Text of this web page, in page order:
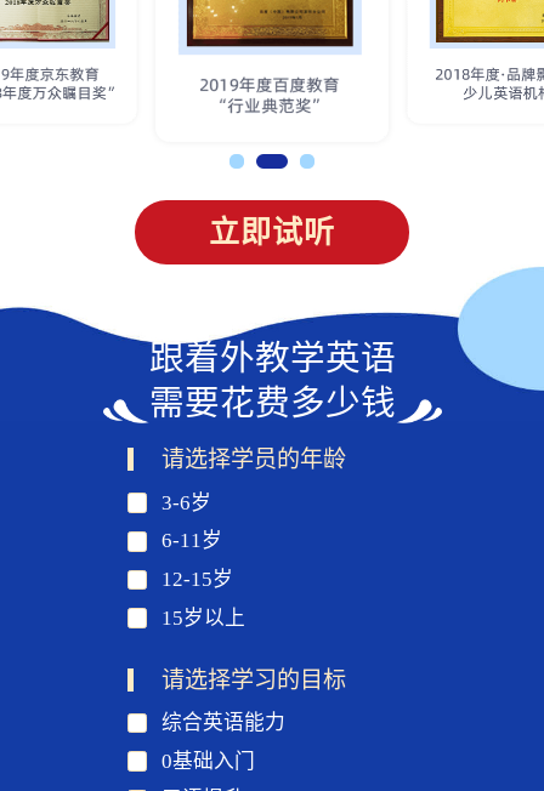
立即试听
跟着外教学英语
需要花费多少钱
请选择学员的年龄
3-6岁
6-11岁
12-15岁
15岁以上
请选择学习的目标
综合英语能力
0基础入门